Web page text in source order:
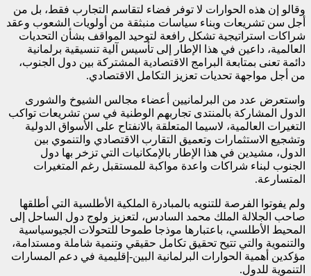
وقالو إن هذه الحوارات لا توفر فضاء لتقاسم التجارب فقط، بل من
أجل سن تشريعات وبناء سياسات منبثقة من أولويات الشعوب وعقد
شراكات استراتيجية تشكل رافعة لتوحيد المواقف بشأن التحديات
العالمية، داعين في هذا الإطار إلى تأسيس آلية تنسيقية برلمانية
دائمة تعنى بمتابعة البرامج الاقتصادية المشتركة بين دول الجنوب،
من أجل مواجهة تحديات تعزيز التكامل الاقتصادي.
واستعرض عدد من البرلمانيين أعضاء مجالس الشيوخ والشورى
الدول المشاركة بالمنتدى تجاربهم الوطنية في سن تشريعات تواكب
التغيرات العالمية، لاسيما المتعلقة بالانفتاح على الأسواق الدولية
وتشجيع الاستثمارات وتعميق التقارب الاقتصادي والتنموي بين
الدول، مشيدين في هذا الإطار بالإمكانيات التي تزخر بها دول
الجنوب لبناء شراكات واعدة مواكبة للمستقبل رغم المتغيرات
المتسارعة.
ولم يفوتوا الفرصة للتنويه بالمبادرة الملكية الأطلسية التي أطلقها
صاحب الجلالة الملك محمد السادس، لتعزيز ولوج دول الساحل إلى
المحيط الأطلسي، باعتبارها موذجا طموحا للتحولات الجيوسياسية
والتنموية والتي تتيح تحقيق تكامل حقيقي وتنمية شاملة ومستدامة،
مؤكدين أهمية الحوارات البرلمانية البين-إقليمية في دعم المسارات
التنموية للدول.